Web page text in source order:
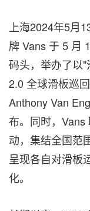
上海2024年5月
牌 Vans 于 5 月
码头，举办了以
2.0 全球滑板巡
Anthony Van
布。同时，
动，集结全国范
呈现各自对滑板
化。